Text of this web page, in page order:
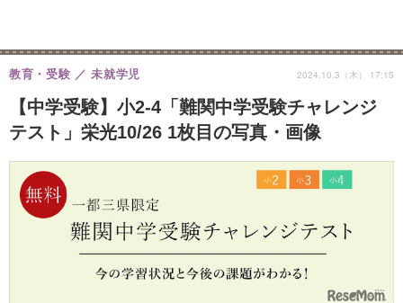
【中学受験】小2-4「難関中学受験チャレンジ
テスト」栄光10/26 1枚目の写真・画像
教育・受験 未就学児 2024.10.3（木） 17:15